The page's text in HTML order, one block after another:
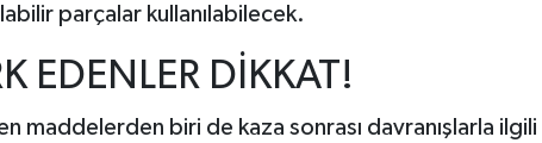
parçalar kullanılabilecek.
EDENLER DİKKAT!
maddelerden biri de kaza sonrası davranışlarla ilgili